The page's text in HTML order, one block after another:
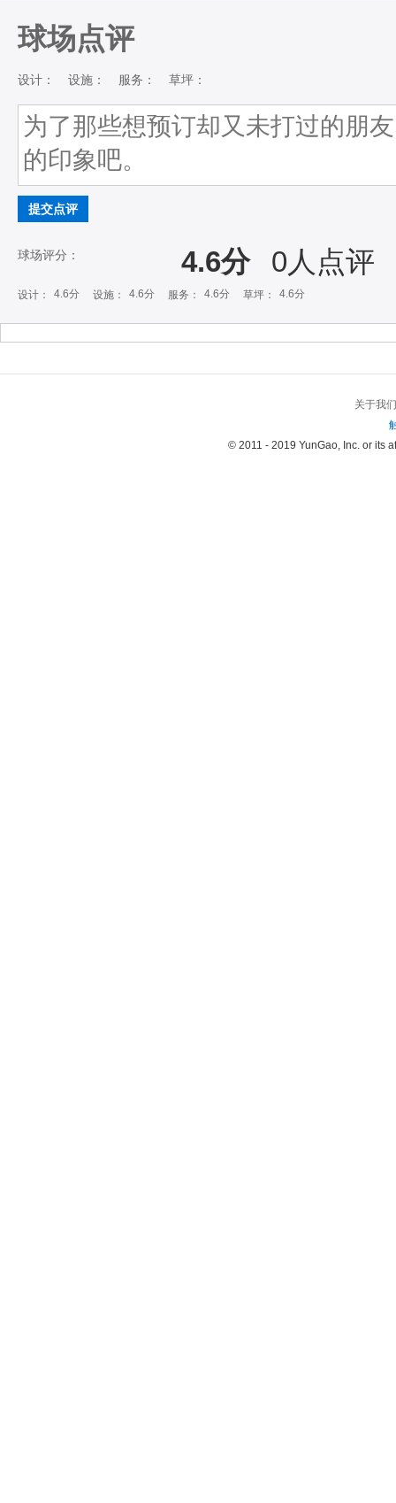
球场点评
设计： 设施： 服务： 草坪：
提交点评
球场评分： 4.6分 0人点评
设计： 4.6分 设施： 4.6分 服务： 4.6分 草坪： 4.6分
关于我们
© 2011 - 2019 YunGao, Inc. or its